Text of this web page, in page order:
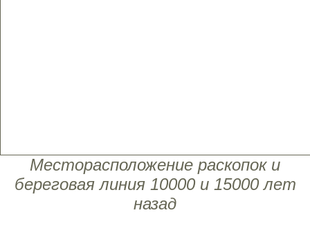
Месторасположение раскопок и
береговая линия 10000 и 15000 лет
назад